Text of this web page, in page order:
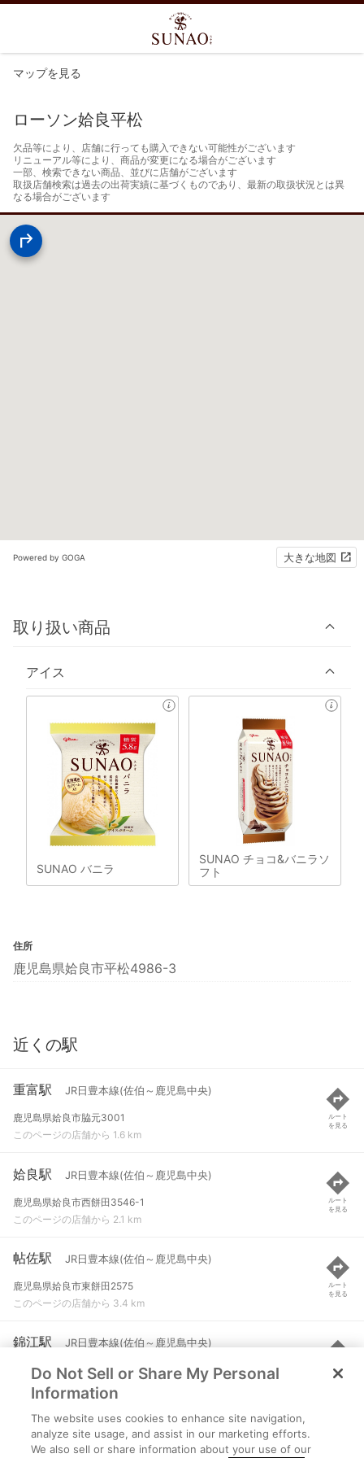
マップを見る
ローソン姶良平松
欠品等により、店舗に行っても購入できない可能性がございます
リニューアル等により、商品が変更になる場合がございます
一部、検索できない商品、並びに店舗がございます
取扱店舗検索は過去の出荷実績に基づくものであり、最新の取扱状況とは異
なる場合がございます
Powered by GOGA 大きな地図
取り扱い商品
アイス
SUNAO バニラ
SUNAO チョコ&バニラソ
フト
住所
鹿児島県姶良市平松4986-3
近くの駅
重富駅 JR日豊本線(佐伯～鹿児島中央)
鹿児島県姶良市脇元3001
このページの店舗から 1.6 km
ルート
を見る
姶良駅 JR日豊本線(佐伯～鹿児島中央)
鹿児島県姶良市西餅田3546-1
このページの店舗から 2.1 km
ルート
を見る
帖佐駅 JR日豊本線(佐伯～鹿児島中央)
鹿児島県姶良市東餅田2575
このページの店舗から 3.4 km
ルート
を見る
錦江駅 JR日豊本線(佐伯～鹿児島中央)
鹿児島県姶良市加治木町新生町83
このページの店舗から 5.6 km
ルート
を見る
加治木駅 JR日豊本線(佐伯～鹿児島中央)
鹿児島県姶良市加治木町反土903
Do Not Sell or Share My Personal
Information
The website uses cookies to enhance site navigation,
analyze site usage, and assist in our marketing efforts.
We also sell or share information about your use of our